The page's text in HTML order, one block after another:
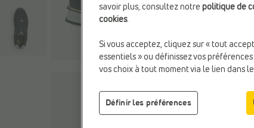
savoir plus, consultez notre politique de
cookies.
Si vous acceptez, cliquez sur « tout
essentiels » ou définissez vos
vos choix à tout moment via le lien dans
Définir les préférences